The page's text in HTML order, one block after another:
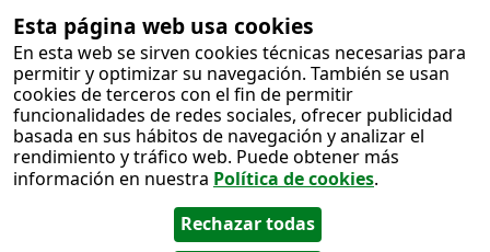
Esta página web usa cookies
En esta web se sirven cookies técnicas necesarias para
permitir y optimizar su navegación. También se usan
cookies de terceros con el fin de permitir
funcionalidades de redes sociales, ofrecer publicidad
basada en sus hábitos de navegación y analizar el
rendimiento y tráfico web. Puede obtener más
información en nuestra Política de cookies.